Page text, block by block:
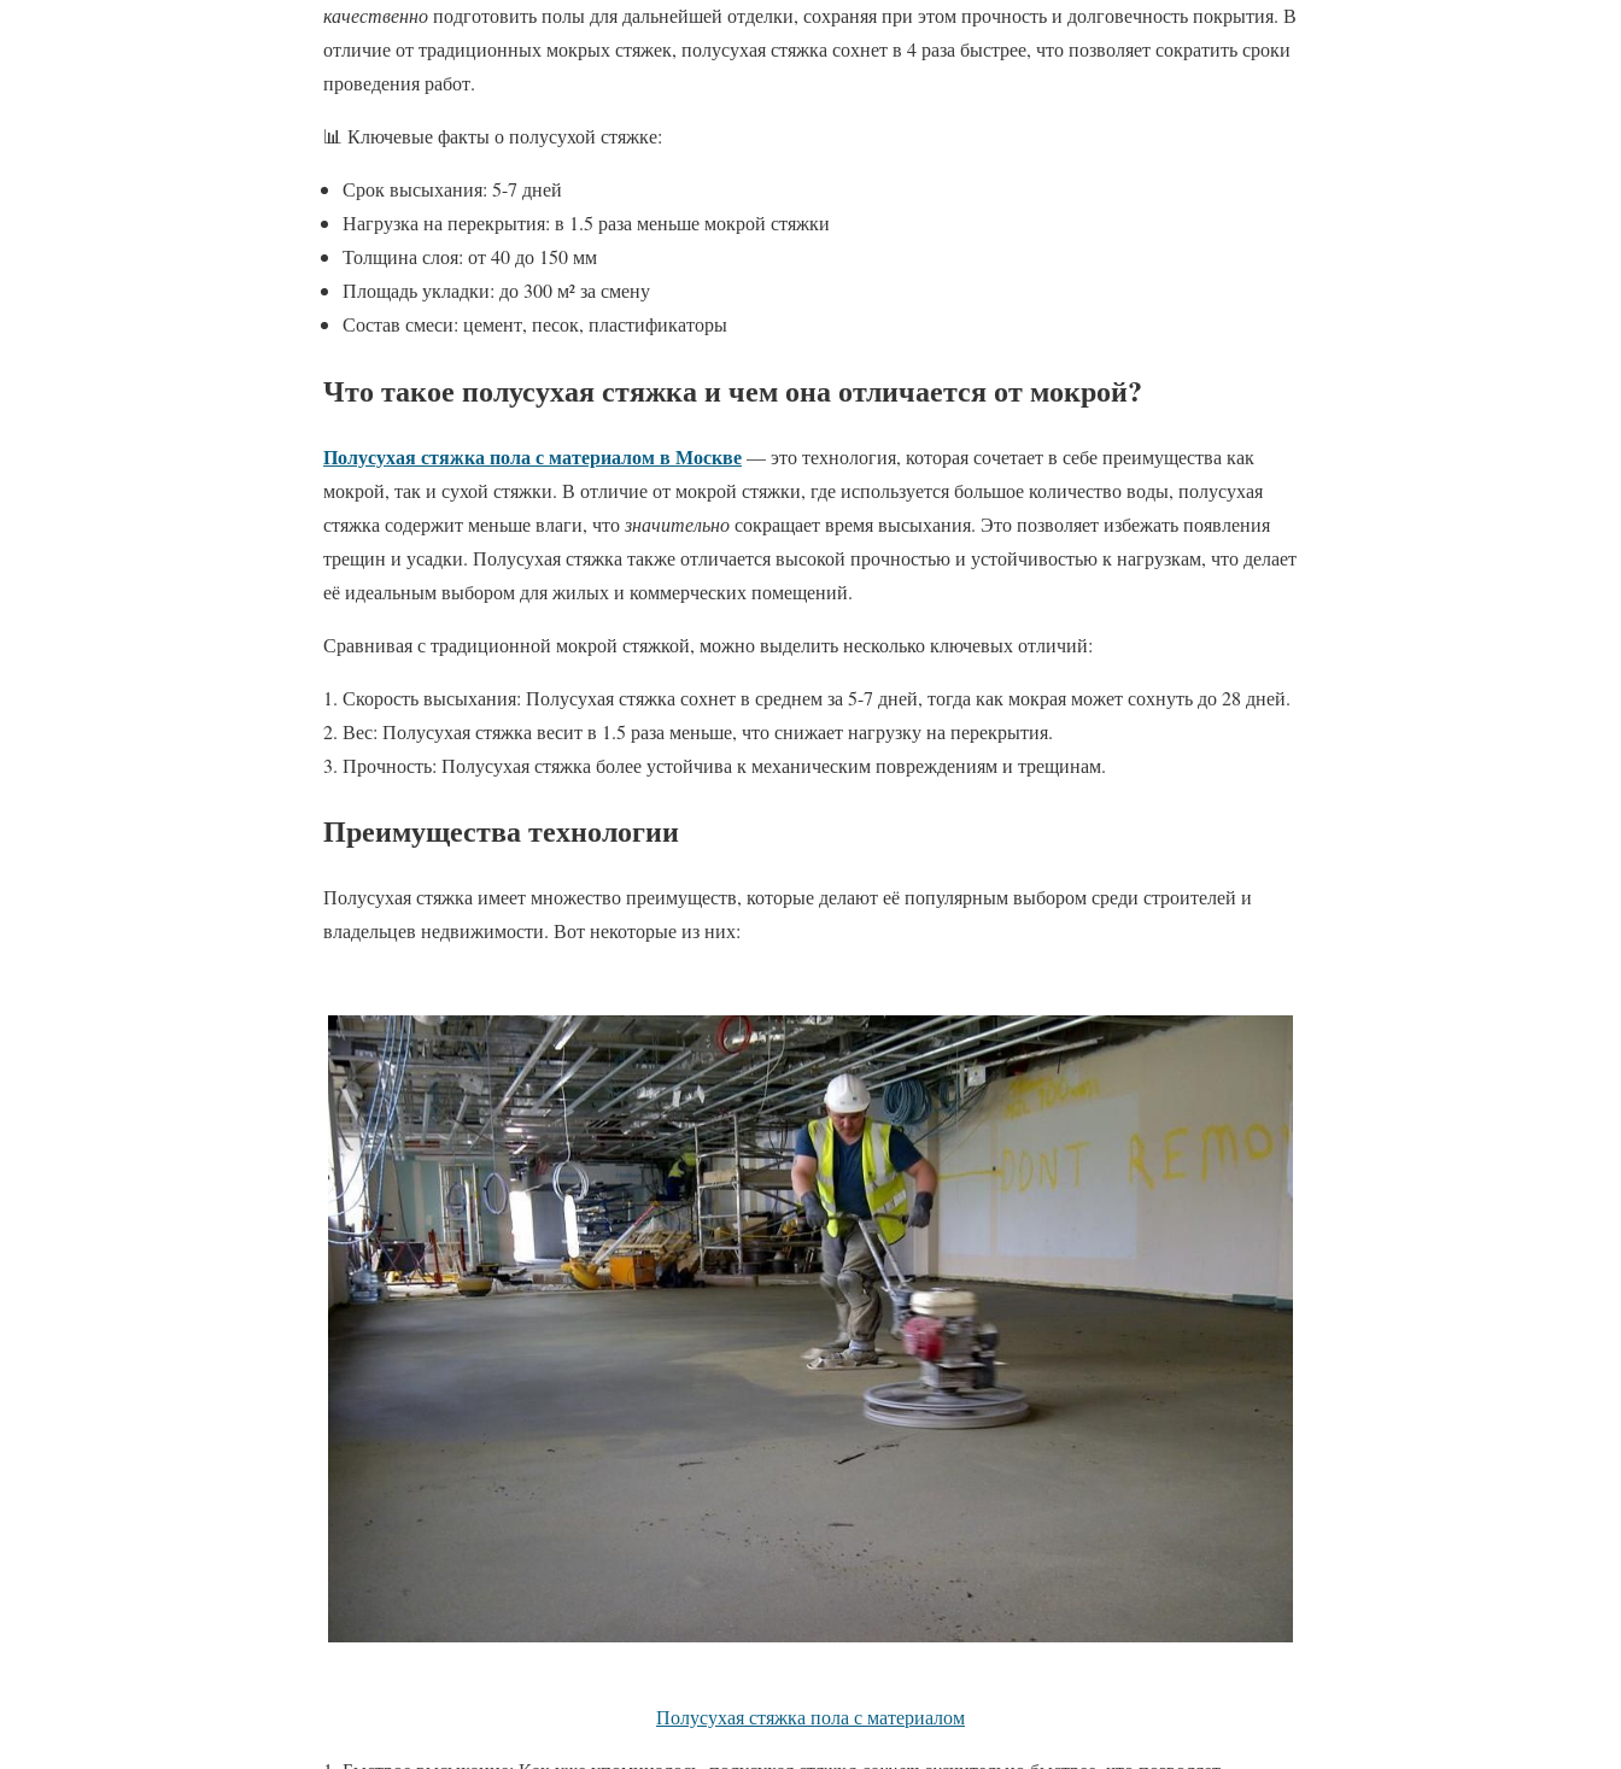
качественноподготовить полы для дальнейшей отделки, сохраняя при этом прочность и долговечность покрытия. В
отличие от традиционных мокрых стяжек, полусухая стяжка сохнет в 4 раза быстрее, что позволяет сократить сроки
проведения работ.
📊 Ключевые факты о полусухой стяжке:
Срок высыхания: 5-7 дней
Нагрузка на перекрытия: в 1.5 раза меньше мокрой стяжки
Толщина слоя: от 40 до 150 мм
Площадь укладки: до 300 м² за смену
Состав смеси: цемент, песок, пластификаторы
Что такое полусухая стяжка и чем она отличается от мокрой?
Полусухая стяжка пола с материалом в Москве— это технология, которая сочетает в себе преимущества как
мокрой, так и сухой стяжки. В отличие от мокрой стяжки, где используется большое количество воды, полусухая
стяжка содержит меньше влаги, чтозначительносокращает время высыхания. Это позволяет избежать появления
трещин и усадки. Полусухая стяжка также отличается высокой прочностью и устойчивостью к нагрузкам, что делает
её идеальным выбором для жилых и коммерческих помещений.
Сравнивая с традиционной мокрой стяжкой, можно выделить несколько ключевых отличий:
Скорость высыхания: Полусухая стяжка сохнет в среднем за 5-7 дней, тогда как мокрая может сохнуть до 28 дней.
Вес: Полусухая стяжка весит в 1.5 раза меньше, что снижает нагрузку на перекрытия.
Прочность: Полусухая стяжка более устойчива к механическим повреждениям и трещинам.
Преимущества технологии
Полусухая стяжка имеет множество преимуществ, которые делают её популярным выбором среди строителей и
владельцев недвижимости. Вот некоторые из них:
Полусухая стяжка пола с материалом